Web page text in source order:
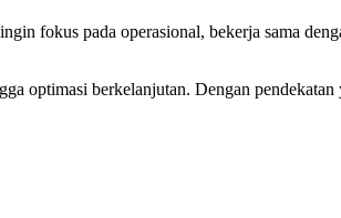
fokus pada operasional, bekerja sama
optimasi berkelanjutan. Dengan